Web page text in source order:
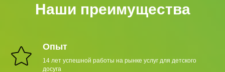
Наши преимущества
Опыт
14 лет успешной работы на рынке услуг для детского
досуга